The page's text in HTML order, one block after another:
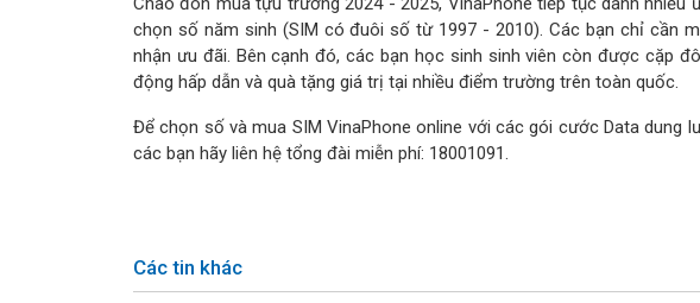
chọn số năm sinh (SIM có đuôi số từ 1997 - 2010). Các bạn chỉ cần
nhận ưu đãi. Bên cạnh đó, các bạn học sinh sinh viên còn được cặp
động hấp dẫn và quà tặng giá trị tại nhiều điểm trường trên toàn quốc.
Để chọn số và mua SIM VinaPhone online với các gói cước Data dung
các bạn hãy liên hệ tổng đài miễn phí: 18001091.
Các tin khác